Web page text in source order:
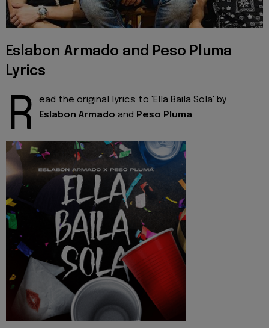
Eslabon Armado and Peso Pluma
Lyrics
R
ead the original lyrics to 'Ella Baila Sola' by
Eslabon Armado and Peso Pluma.